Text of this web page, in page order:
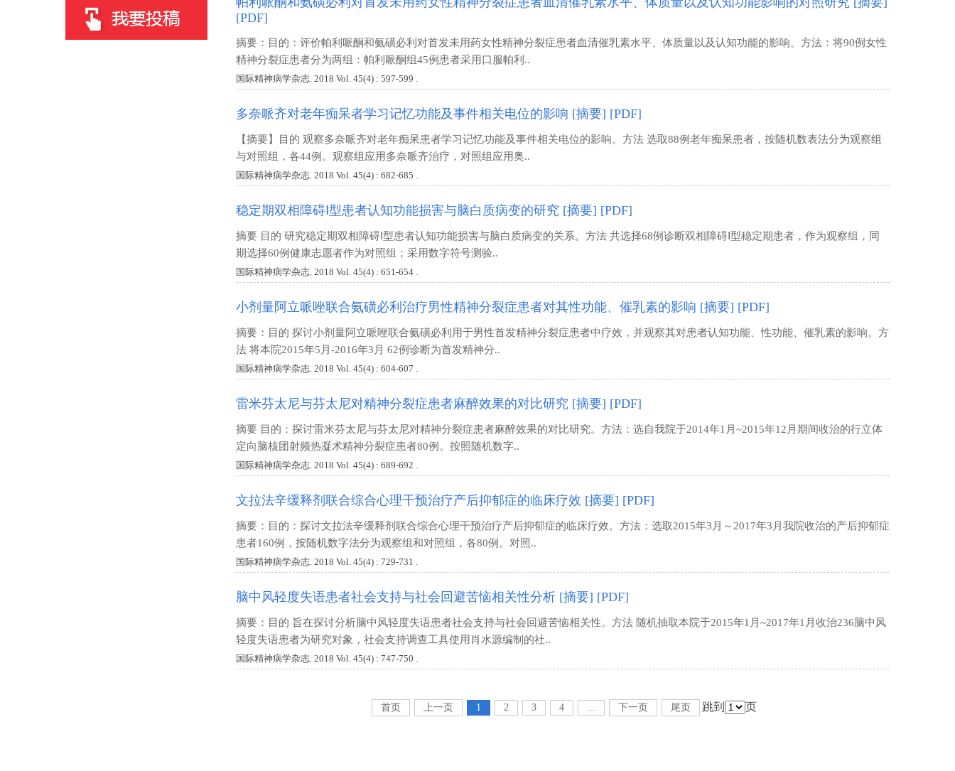
[PDF]
摘要：目的：评价帕利哌酮和氨磺必利对首发未用药女性精神分裂症患者血清催乳素水平、体质量以及认知功能的影响。方法：将90例女性
精神分裂症患者分为两组：帕利哌酮组45例患者采用口服帕利..
国际精神病学杂志. 2018 Vol. 45(4) : 597-599 .
多奈哌齐对老年痴呆者学习记忆功能及事件相关电位的影响 [摘要] [PDF]
【摘要】目的 观察多奈哌齐对老年痴呆患者学习记忆功能及事件相关电位的影响。方法 选取88例老年痴呆患者，按随机数表法分为观察组
与对照组，各44例。观察组应用多奈哌齐治疗，对照组应用奥..
国际精神病学杂志. 2018 Vol. 45(4) : 682-685 .
稳定期双相障碍Ⅰ型患者认知功能损害与脑白质病变的研究 [摘要] [PDF]
摘要 目的 研究稳定期双相障碍Ⅰ型患者认知功能损害与脑白质病变的关系。方法 共选择68例诊断双相障碍Ⅰ型稳定期患者，作为观察组，同
期选择60例健康志愿者作为对照组；采用数字符号测验..
国际精神病学杂志. 2018 Vol. 45(4) : 651-654 .
小剂量阿立哌唑联合氨磺必利治疗男性精神分裂症患者对其性功能、催乳素的影响 [摘要] [PDF]
摘要：目的 探讨小剂量阿立哌唑联合氨磺必利用于男性首发精神分裂症患者中疗效，并观察其对患者认知功能、性功能、催乳素的影响。方
法 将本院2015年5月-2016年3月 62例诊断为首发精神分..
国际精神病学杂志. 2018 Vol. 45(4) : 604-607 .
雷米芬太尼与芬太尼对精神分裂症患者麻醉效果的对比研究 [摘要] [PDF]
摘要 目的：探讨雷米芬太尼与芬太尼对精神分裂症患者麻醉效果的对比研究。方法：选自我院于2014年1月~2015年12月期间收治的行立体
定向脑核团射频热凝术精神分裂症患者80例。按照随机数字..
国际精神病学杂志. 2018 Vol. 45(4) : 689-692 .
文拉法辛缓释剂联合综合心理干预治疗产后抑郁症的临床疗效 [摘要] [PDF]
摘要：目的：探讨文拉法辛缓释剂联合综合心理干预治疗产后抑郁症的临床疗效。方法：选取2015年3月～2017年3月我院收治的产后抑郁症
患者160例，按随机数字法分为观察组和对照组，各80例。对照..
国际精神病学杂志. 2018 Vol. 45(4) : 729-731 .
脑中风轻度失语患者社会支持与社会回避苦恼相关性分析 [摘要] [PDF]
摘要：目的 旨在探讨分析脑中风轻度失语患者社会支持与社会回避苦恼相关性。方法 随机抽取本院于2015年1月~2017年1月收治236脑中风
轻度失语患者为研究对象，社会支持调查工具使用肖水源编制的社..
国际精神病学杂志. 2018 Vol. 45(4) : 747-750 .
首页 上一页 1 2 3 4 ... 下一页 尾页 跳到 页